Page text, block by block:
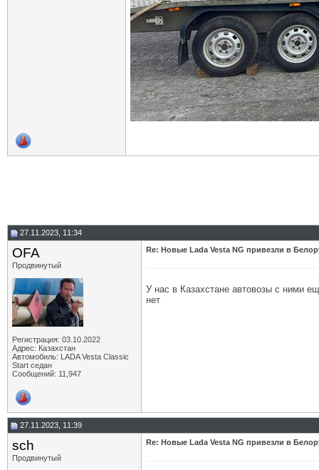
27.11.2023, 11:34
OFA
Продвинутый
Регистрация: 03.10.2022
Адрес: Казахстан
Автомобиль: LADA Vesta Classic
Start седан
Сообщений: 11,947
Re: Новые Lada Vesta NG привезли в
У нас в Казахстане автовозы с ними
нет
27.11.2023, 11:39
sch
Продвинутый
Re: Новые Lada Vesta NG привезли в